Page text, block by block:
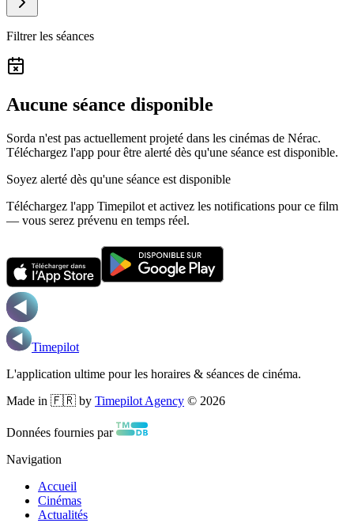
Filtrer les séances
Aucune séance disponible
Sorda n'est pas actuellement projeté dans les cinémas de Nérac.
Téléchargez l'app pour être alerté dès qu'une séance est disponible.
Soyez alerté dès qu'une séance est disponible
Téléchargez l'app Timepilot et activez les notifications pour ce film
— vous serez prévenu en temps réel.
Timepilot
L'application ultime pour les horaires & séances de cinéma.
Made in 🇫🇷 by Timepilot Agency © 2026
Données fournies par
Navigation
Accueil
Cinémas
Actualités